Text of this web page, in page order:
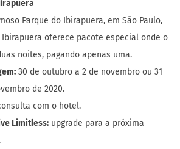
Parque do Ibirapuera, em São Paulo,
Ibirapuera oferece pacote especial onde o
noites, pagando apenas uma.
30 de outubro a 2 de novembro ou 31
de 2020.
com o hotel.
Limitless: upgrade para a próxima